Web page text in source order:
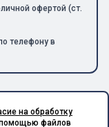
офертой (ст.
телефону в
права защищены.
на обработку
файлов